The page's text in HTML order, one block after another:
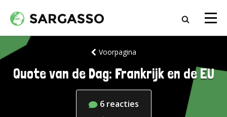
Voorpagina
Quote van de Dag: Frankrijk en de EU
6 reacties